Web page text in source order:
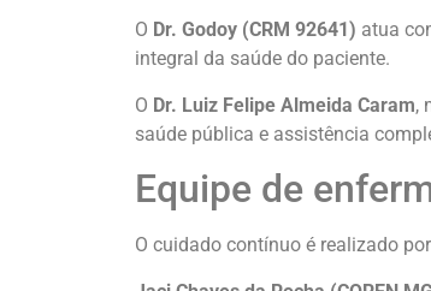
O Dr. Godoy (CRM 92641) atua
integral da saúde do paciente.
O Dr. Luiz Felipe Almeida Caram,
saúde pública e assistência
Equipe de
O cuidado contínuo é realizado